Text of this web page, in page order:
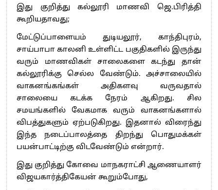
இது குறித்து கல்லூரி மாணவி ஜெ.பிரித்தி
கூறியதாவது;
மேட்டுப்பாளையம் துடியலூர், காந்திபுரம்,
சாய்பாபா காலனி உள்ளிட்ட பகுதிகளில் இருந்து
வரும் மாணவிகள் சாலைகளை கடந்து தான்
கல்லூரிக்கு செல்ல வேண்டும். அச்சாலையில்
வாகனங்கங்கள் அதிகளவு வருவதால்
சாலையை கடக்க நேரம் ஆகிறது. சில
சமயங்களில் வேகமாக வரும் வாகனங்களால்
விபத்துகளும் ஏற்படுகிறது. இதனால் விரைந்து
இந்த நடைப்பாலத்தை திறந்து பொதுமக்கள்
பயன்பாட்டிற்கு விடவேண்டும் என்றார்.
இது குறித்து கோவை மாநகராட்சி ஆணையாளர்
விஜயகார்த்திகேயன் கூறும்போது,